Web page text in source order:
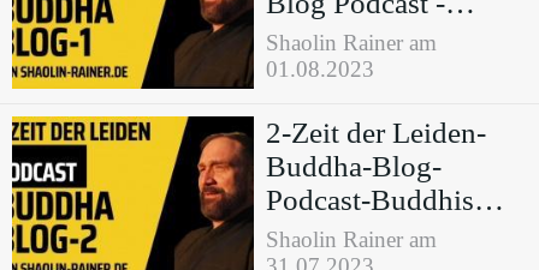
Buddhismus im
Alltag
Shaolin Rainer am
01.08.2023
2-Zeit der Leiden-
Buddha-Blog-
Podcast-Buddhismus
im Alltag
Shaolin Rainer am